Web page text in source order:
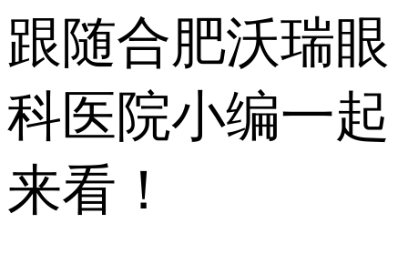
跟随合肥沃瑞眼
科医院小编一起
来看！